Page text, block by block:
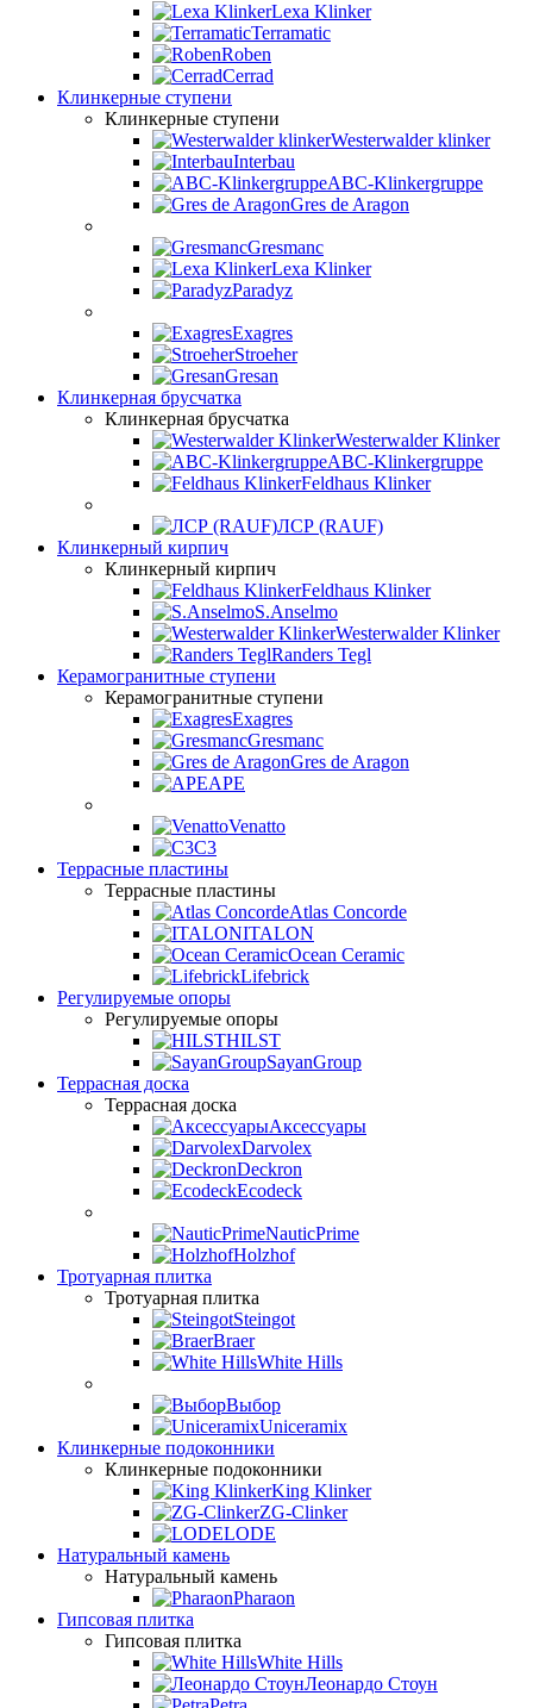
Lexa Klinker
Terramatic
Roben
Cerrad
Клинкерные ступени
Клинкерные ступени
Westerwalder klinker
Interbau
ABC-Klinkergruppe
Gres de Aragon
Gresmanc
Lexa Klinker
Paradyz
Exagres
Stroeher
Gresan
Клинкерная брусчатка
Клинкерная брусчатка
Westerwalder Klinker
ABC-Klinkergruppe
Feldhaus Klinker
ЛСР (RAUF)
Клинкерный кирпич
Клинкерный кирпич
Feldhaus Klinker
S.Anselmo
Westerwalder Klinker
Randers Tegl
Керамогранитные ступени
Керамогранитные ступени
Exagres
Gresmanc
Gres de Aragon
APE
Venatto
C3
Террасные пластины
Террасные пластины
Atlas Concorde
ITALON
Ocean Ceramic
Lifebrick
Регулируемые опоры
Регулируемые опоры
HILST
SayanGroup
Террасная доска
Террасная доска
Аксессуары
Darvolex
Deckron
Ecodeck
NauticPrime
Holzhof
Тротуарная плитка
Тротуарная плитка
Steingot
Braer
White Hills
Выбор
Uniceramix
Клинкерные подоконники
Клинкерные подоконники
King Klinker
ZG-Clinker
LODE
Натуральный камень
Натуральный камень
Pharaon
Гипсовая плитка
Гипсовая плитка
White Hills
Леонардо Стоун